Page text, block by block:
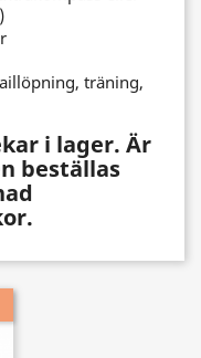
träning,
i lager. Är
beställas